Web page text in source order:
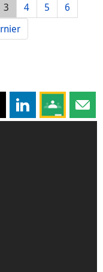
3 4 5
6
page sur
cette page sur X
Partager cette
Partagez